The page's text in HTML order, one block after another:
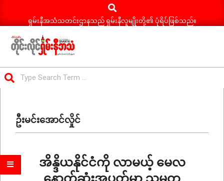
Search
ရှမ်းနီအသံသတင်းဌာနသည် ရှမ်းနီလူမျိုးတို့၏ ပုံရိပ်ဖြစ်သည်။
ရှမ်း
နီ
သတင်း
Menu​ဦးမင်းအောင်လှိုင်
အိန္ဒိယနိုင်ငံကို လာမယ့် မေလ
နောက်ဆုံးအပတ်မှာ သမ္မတ